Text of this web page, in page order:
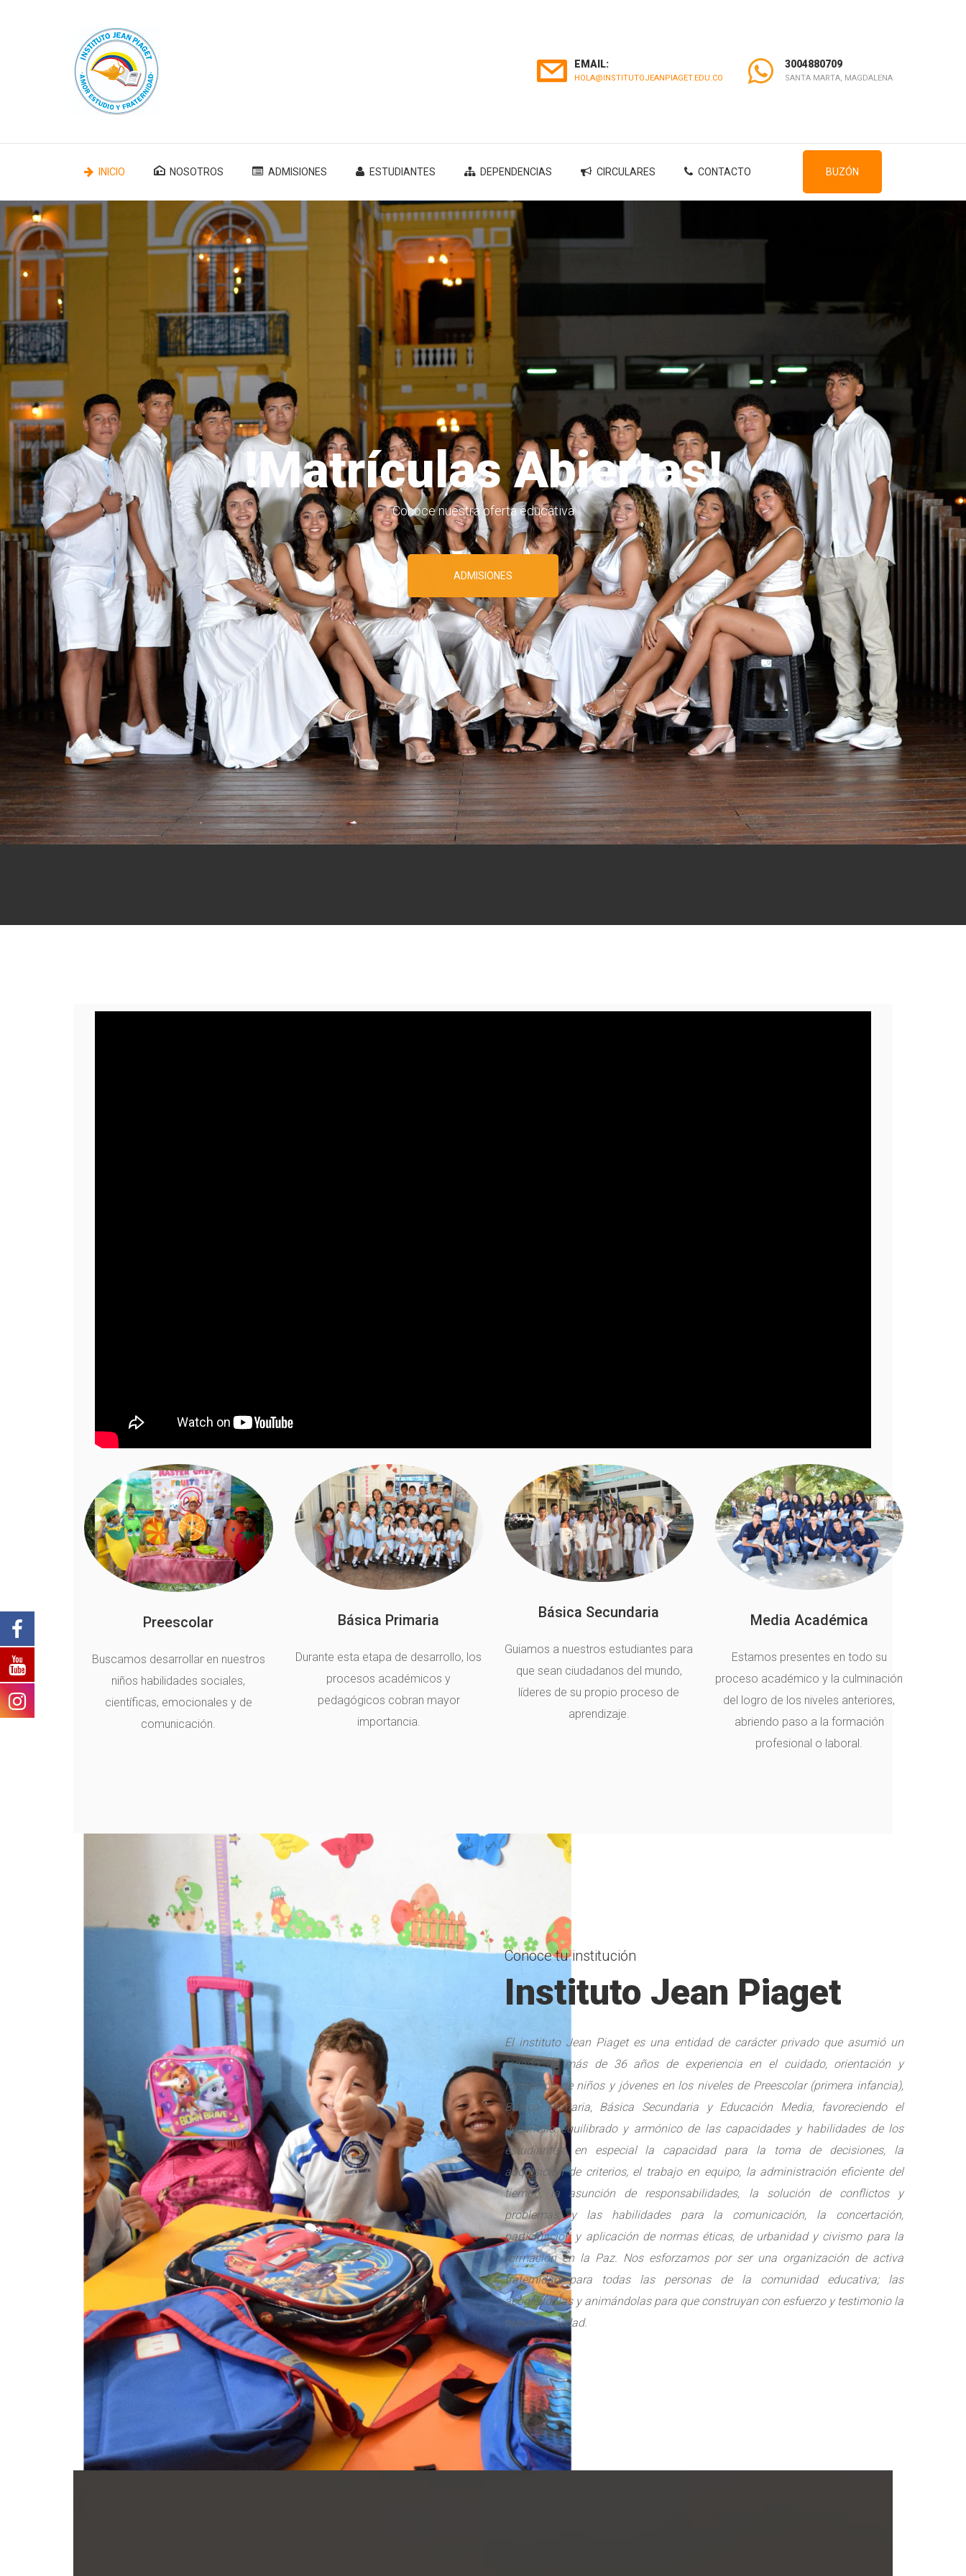
EMAIL:
HOLA@INSTITUTOJEANPIAGET.EDU.CO
3004880709
SANTA MARTA, MAGDALENA
INICIO NOSOTROS ADMISIONES ESTUDIANTES DEPENDENCIAS CIRCULARES CONTACTO BUZÓN
!Matrículas Abiertas!
Conoce nuestra oferta educativa
ADMISIONES
Pagos seguros en línea
Preescolar
Buscamos desarrollar en nuestros
niños habilidades sociales,
científicas, emocionales y de
comunicación.
Básica Primaria
Durante esta etapa de desarrollo, los
procesos académicos y
pedagógicos cobran mayor
importancia.
Básica Secundaria
Guiamos a nuestros estudiantes para
que sean ciudadanos del mundo,
líderes de su propio proceso de
aprendizaje.
Media Académica
Estamos presentes en todo su
proceso académico y la culminación
del logro de los niveles anteriores,
abriendo paso a la formación
profesional o laboral.
Conoce tu institución
Instituto Jean Piaget
El instituto Jean Piaget es una entidad de carácter privado que asumió un
legado de más de 36 años de experiencia en el cuidado, orientación y
formación de niños y jóvenes en los niveles de Preescolar (primera infancia),
Básica Primaria, Básica Secundaria y Educación Media, favoreciendo el
desarrollo equilibrado y armónico de las capacidades y habilidades de los
estudiantes, en especial la capacidad para la toma de decisiones, la
adquisición de criterios, el trabajo en equipo, la administración eficiente del
tiempo, la asunción de responsabilidades, la solución de conflictos y
problemas, y las habilidades para la comunicación, la concertación,
participación y aplicación de normas éticas, de urbanidad y civismo para la
formación en la Paz. Nos esforzamos por ser una organización de activa
fraternidad para todas las personas de la comunidad educativa; las
acogiéndolas y animándolas para que construyan con esfuerzo y testimonio la
nueva sociedad.